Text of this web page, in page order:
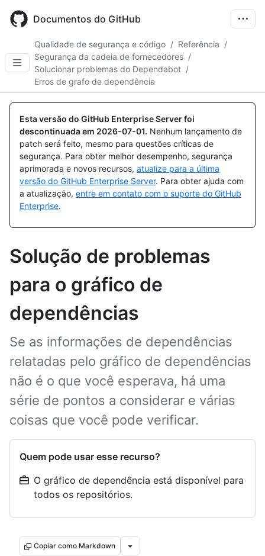
main
Documentos do GitHub
Qualidade de segurança e código / Referência /
Segurança da cadeia de fornecedores /
Solucionar problemas do Dependabot /
Erros de grafo de dependência
Esta versão do GitHub Enterprise Server foi
descontinuada em 2026-07-01. Nenhum lançamento de
patch será feito, mesmo para questões críticas de
segurança. Para obter melhor desempenho, segurança
aprimorada e novos recursos, atualize para a última
versão do GitHub Enterprise Server. Para obter ajuda com
a atualização, entre em contato com o suporte do GitHub
Enterprise.
Solução de problemas
para o gráfico de
dependências
Se as informações de dependências
relatadas pelo gráfico de dependências
não é o que você esperava, há uma
série de pontos a considerar e várias
coisas que você pode verificar.
Quem pode usar esse recurso?
O gráfico de dependência está disponível para
todos os repositórios.
Copiar como Markdown